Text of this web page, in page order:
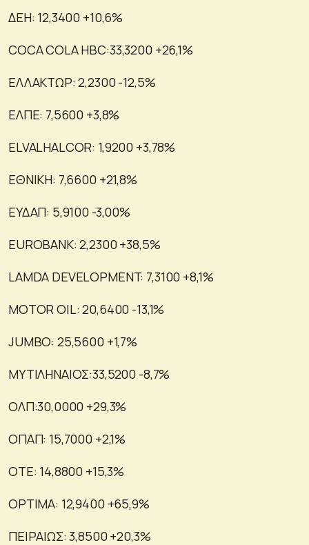
ΔΕΗ: 12,3400 +10,6%
COCA COLA HBC:33,3200 +26,1%
ΕΛΛΑΚΤΩΡ: 2,2300 -12,5%
ΕΛΠΕ: 7,5600 +3,8%
ELVALHALCOR: 1,9200 +3,78%
ΕΘΝΙΚΗ: 7,6600 +21,8%
ΕΥΔΑΠ: 5,9100 -3,00%
EUROBANK: 2,2300 +38,5%
LAMDA DEVELOPMENT: 7,3100 +8,1%
MOTOR OIL: 20,6400 -13,1%
JUMBO: 25,5600 +1,7%
ΜΥΤΙΛΗΝΑΙΟΣ:33,5200 -8,7%
ΟΛΠ:30,0000 +29,3%
ΟΠΑΠ: 15,7000 +2,1%
ΟΤΕ: 14,8800 +15,3%
OPTIMA: 12,9400 +65,9%
ΠΕΙΡΑΙΩΣ: 3,8500 +20,3%